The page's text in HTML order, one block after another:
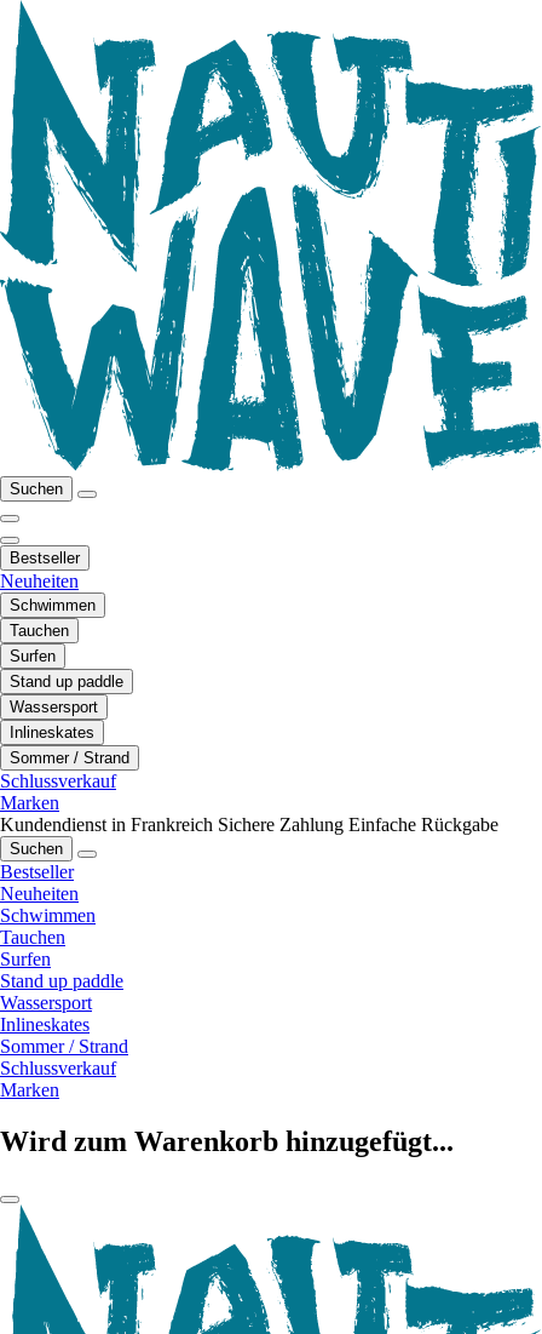
Suchen
Bestseller
Neuheiten
Schwimmen
Tauchen
Surfen
Stand up paddle
Wassersport
Inlineskates
Sommer / Strand
Schlussverkauf
Marken
Kundendienst in Frankreich Sichere Zahlung Einfache Rückgabe
Suchen
Bestseller
Neuheiten
Schwimmen
Tauchen
Surfen
Stand up paddle
Wassersport
Inlineskates
Sommer / Strand
Schlussverkauf
Marken
Wird zum Warenkorb hinzugefügt...